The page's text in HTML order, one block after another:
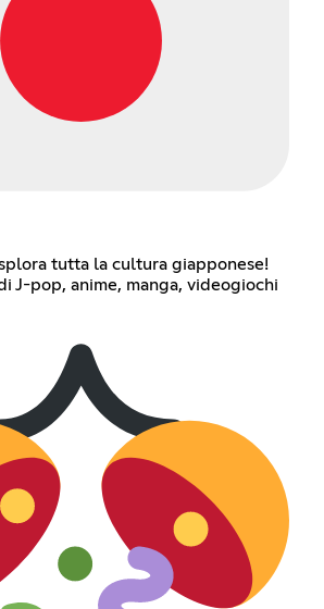
tutta la cultura giapponese!
J-pop, anime, manga, videogiochi